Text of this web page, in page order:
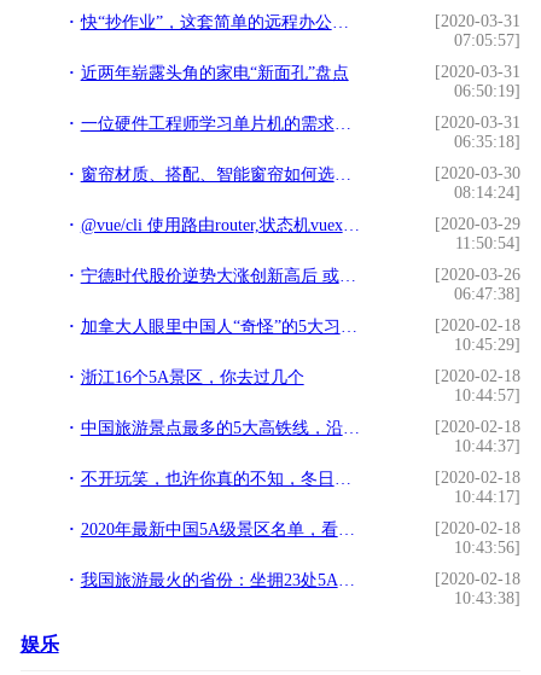
快“抄作业”，这套简单的远程办公管理系统，执行起来超高效
[2020-03-31
07:05:57]
近两年崭露头角的家电“新面孔”盘点
[2020-03-31
06:50:19]
一位硬件工程师学习单片机的需求清单分享
[2020-03-31
06:35:18]
窗帘材质、搭配、智能窗帘如何选择？4分钟就能看明白，值得参考
[2020-03-30
08:14:24]
@vue/cli 使用路由router,状态机vuex,sass, elementUi饿了么组件
[2020-03-29
11:50:54]
宁德时代股价逆势大涨创新高后 或将面临全新挑战
[2020-03-26
06:47:38]
加拿大人眼里中国人“奇怪”的5大习惯，老外纳闷称：无法理解
[2020-02-18
10:45:29]
浙江16个5A景区，你去过几个
[2020-02-18
10:44:57]
中国旅游景点最多的5大高铁线，沿线风景美不胜收，坐着高铁旅行
[2020-02-18
10:44:37]
不开玩笑，也许你真的不知，冬日圣诞的杭州西溪到底有多美
[2020-02-18
10:44:17]
2020年最新中国5A级景区名单，看看有没有你的新目标
[2020-02-18
10:43:56]
我国旅游最火的省份：坐拥23处5A景区，每年旅游收益高达上万亿
[2020-02-18
10:43:38]
娱乐